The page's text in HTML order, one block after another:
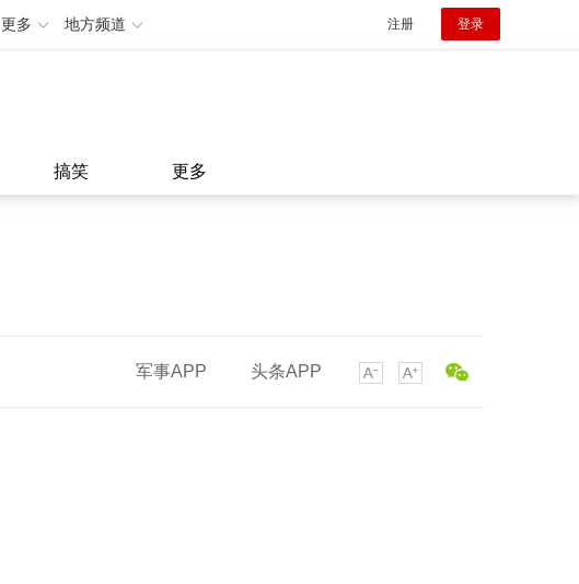
更多 地方频道 注册 登录
搞笑 更多
军事APP 头条APP